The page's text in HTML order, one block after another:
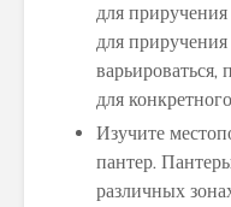
для
для
варьироваться,
для
Изучите
пантер.
различных